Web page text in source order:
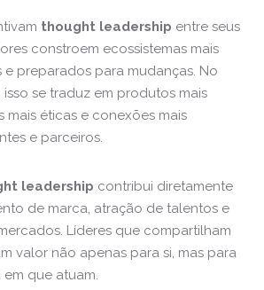
thought leadership entre seus
constroem ecossistemas mais
e preparados para mudanças. No
, isso se traduz em produtos mais
mais éticas e conexões mais
e parceiros.
leadership contribui diretamente
de marca, atração de talentos e
Líderes que compartilham
valor não apenas para si, mas para
que atuam.